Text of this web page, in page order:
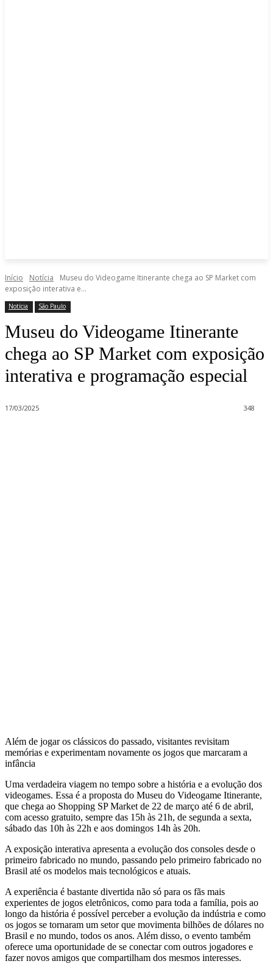
Início Notícia
Museu do Videogame Itinerante chega ao SP Market com
exposição interativa e...
Notícia São Paulo
Museu do Videogame Itinerante
chega ao SP Market com exposição
interativa e programação especial
17/03/2025 348
Além de jogar os clássicos do passado, visitantes revisitam
memórias e experimentam novamente os jogos que marcaram a
infância
Uma verdadeira viagem no tempo sobre a história e a evolução dos
videogames. Essa é a proposta do Museu do Videogame Itinerante,
que chega ao Shopping SP Market de 22 de março até 6 de abril,
com acesso gratuito, sempre das 15h às 21h, de segunda a sexta,
sábado das 10h às 22h e aos domingos 14h às 20h.
A exposição interativa apresenta a evolução dos consoles desde o
primeiro fabricado no mundo, passando pelo primeiro fabricado no
Brasil até os modelos mais tecnológicos e atuais.
A experiência é bastante divertida não só para os fãs mais
experientes de jogos eletrônicos, como para toda a família, pois ao
longo da história é possível perceber a evolução da indústria e como
os jogos se tornaram um setor que movimenta bilhões de dólares no
Brasil e no mundo, todos os anos. Além disso, o evento também
oferece uma oportunidade de se conectar com outros jogadores e
fazer novos amigos que compartilham dos mesmos interesses.